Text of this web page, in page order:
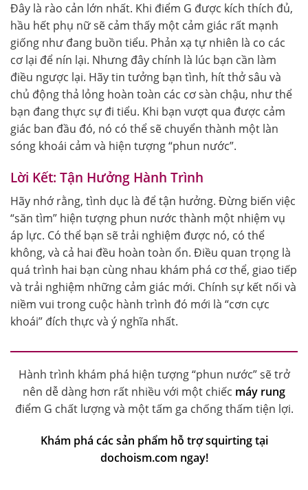
Đây là rào cản lớn nhất. Khi điểm G được kích thích đủ,
hầu hết phụ nữ sẽ cảm thấy một cảm giác rất mạnh
giống như đang buồn tiểu. Phản xạ tự nhiên là co các
cơ lại để nín lại. Nhưng đây chính là lúc bạn cần làm
điều ngược lại. Hãy tin tưởng bạn tình, hít thở sâu và
chủ động thả lỏng hoàn toàn các cơ sàn chậu, như thể
bạn đang thực sự đi tiểu. Khi bạn vượt qua được cảm
giác ban đầu đó, nó có thể sẽ chuyển thành một làn
sóng khoái cảm và hiện tượng “phun nước”.
Lời Kết: Tận Hưởng Hành Trình
Hãy nhớ rằng, tình dục là để tận hưởng. Đừng biến việc
“săn tìm” hiện tượng phun nước thành một nhiệm vụ
áp lực. Có thể bạn sẽ trải nghiệm được nó, có thể
không, và cả hai đều hoàn toàn ổn. Điều quan trọng là
quá trình hai bạn cùng nhau khám phá cơ thể, giao tiếp
và trải nghiệm những cảm giác mới. Chính sự kết nối và
niềm vui trong cuộc hành trình đó mới là “cơn cực
khoái” đích thực và ý nghĩa nhất.
Hành trình khám phá hiện tượng “phun nước” sẽ trở
nên dễ dàng hơn rất nhiều với một chiếc máy rung
điểm G chất lượng và một tấm ga chống thấm tiện lợi.
Khám phá các sản phẩm hỗ trợ squirting tại
dochoism.com ngay!